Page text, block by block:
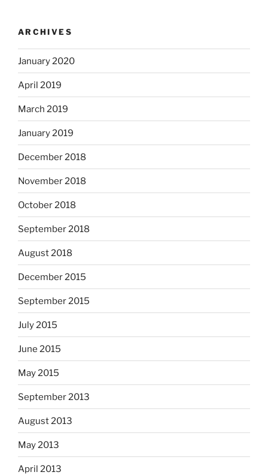
ARCHIVES
January 2020
April 2019
March 2019
January 2019
December 2018
November 2018
October 2018
September 2018
August 2018
December 2015
September 2015
July 2015
June 2015
May 2015
September 2013
August 2013
May 2013
April 2013